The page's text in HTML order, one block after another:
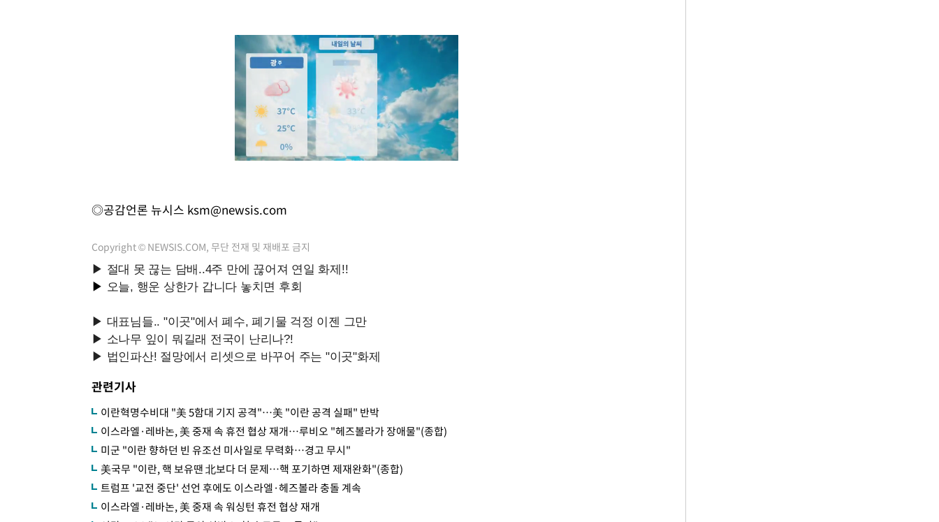
◎공감언론 뉴시스 ksm@newsis.com
Copyright © NEWSIS.COM, 무단 전재 및 재배포 금지
관련기사
이란혁명수비대 "美 5함대 기지 공격"…美 "이란 공격 실패" 반박
이스라엘·레바논, 美 중재 속 휴전 협상 재개…루비오 "헤즈볼라가 장애물"(종합)
미군 "이란 향하던 빈 유조선 미사일로 무력화…경고 무시"
美국무 "이란, 핵 보유땐 北보다 더 문제…핵 포기하면 제재완화"(종합)
트럼프 '교전 중단' 선언 후에도 이스라엘·헤즈볼라 충돌 계속
이스라엘·레바논, 美 중재 속 워싱턴 휴전 협상 재개